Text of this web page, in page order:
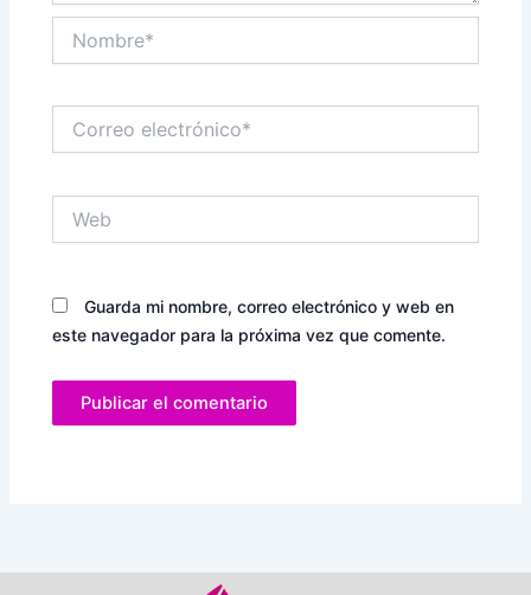
electrónico*
Guarda mi nombre, correo electrónico y web en
este navegador para la próxima vez que comente.